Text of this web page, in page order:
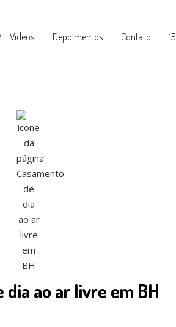
Vídeos Depoimentos Contato
dia ao ar livre em BH